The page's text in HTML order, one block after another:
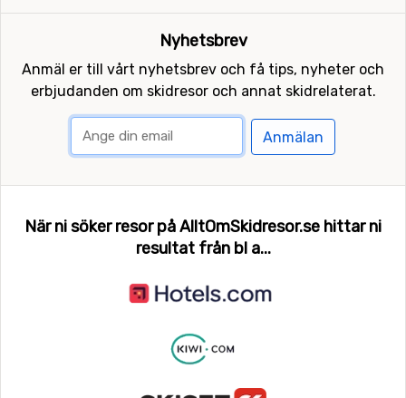
Nyhetsbrev
Anmäl er till vårt nyhetsbrev och få tips, nyheter och
erbjudanden om skidresor och annat skidrelaterat.
Anmälan
När ni söker resor på AlltOmSkidresor.se hittar ni
resultat från bl a...